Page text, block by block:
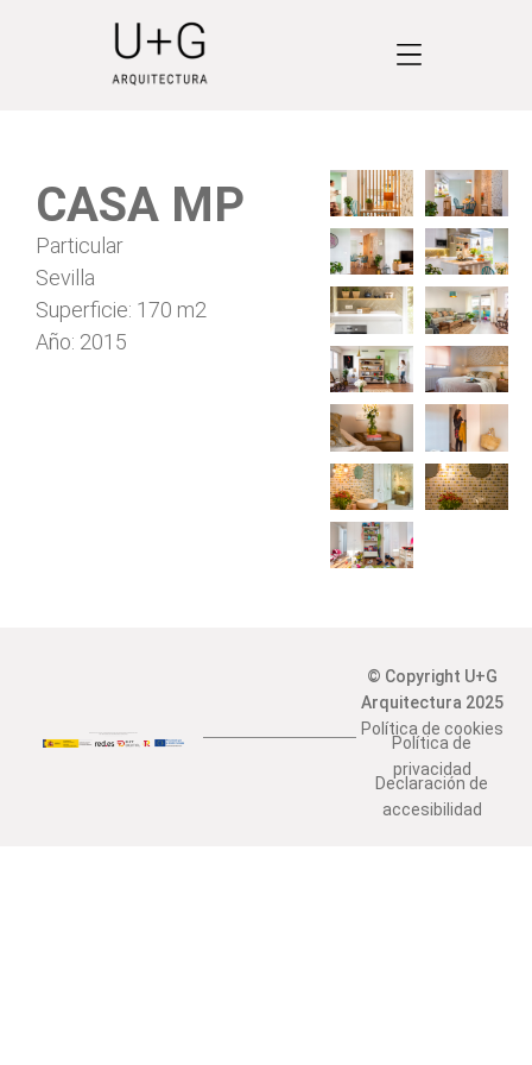
CASA MP
Particular
Sevilla
Superficie: 170 m2
Año: 2015
© Copyright U+G
Arquitectura 2025
Política de cookies
Política de
privacidad
Declaración de
accesibilidad